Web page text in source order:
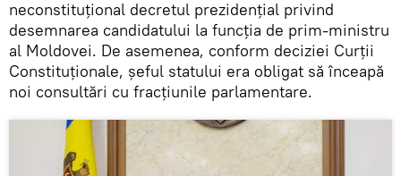
neconstituțional decretul prezidențial privind
desemnarea candidatului la funcția de prim-ministru
al Moldovei. De asemenea, conform deciziei Curții
Constituționale, șeful statului era obligat să înceapă
noi consultări cu fracțiunile parlamentare.